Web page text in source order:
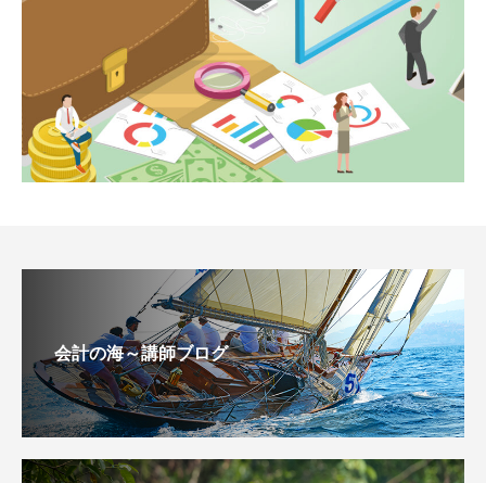
会計の海～講師ブログ